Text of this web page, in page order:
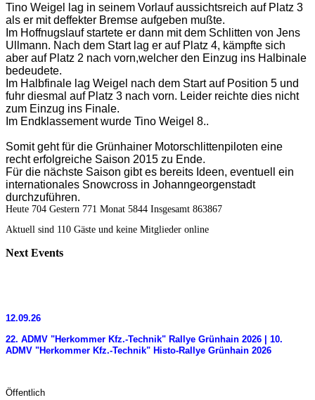
Tino Weigel lag in seinem Vorlauf aussichtsreich auf Platz 3
als er mit deffekter Bremse aufgeben mußte.
Im Hoffnugslauf startete er dann mit dem Schlitten von Jens
Ullmann. Nach dem Start lag er auf Platz 4, kämpfte sich
aber auf Platz 2 nach vorn,welcher den Einzug ins Halbinale
bedeudete.
Im Halbfinale lag Weigel nach dem Start auf Position 5 und
fuhr diesmal auf Platz 3 nach vorn. Leider reichte dies nicht
zum Einzug ins Finale.
Im Endklassement wurde Tino Weigel 8..
Somit geht für die Grünhainer Motorschlittenpiloten eine
recht erfolgreiche Saison 2015 zu Ende.
Für die nächste Saison gibt es bereits Ideen, eventuell ein
internationales Snowcross in Johanngeorgenstadt
durchzuführen.
Heute 704 Gestern 771 Monat 5844 Insgesamt 863867
Aktuell sind 110 Gäste und keine Mitglieder online
Next Events
12.09.26
22. ADMV "Herkommer Kfz.-Technik" Rallye Grünhain 2026 | 10.
ADMV "Herkommer Kfz.-Technik" Histo-Rallye Grünhain 2026
Öffentlich